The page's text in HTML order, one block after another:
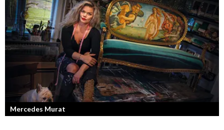
Från brädan till scenen
Mercedes Murat